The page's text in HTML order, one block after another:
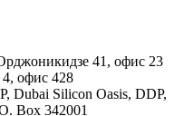
41, офис 23
офис 428
Dubai Silicon Oasis, DDP,
Box 342001